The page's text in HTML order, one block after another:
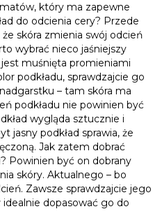
który ma zapewne
do odcienia cery? Przede
skóra zmienia swój odcień
wybrać nieco jaśniejszy
muśnięta promieniami
podkładu, sprawdzajcie go
– tam skóra ma
podkładu nie powinien być
wygląda sztucznie i
jasny podkład sprawia, że
Jak zatem dobrać
Powinien być on dobrany
skóry. Aktualnego – bo
Zawsze sprawdzajcie jego
dopasować go do